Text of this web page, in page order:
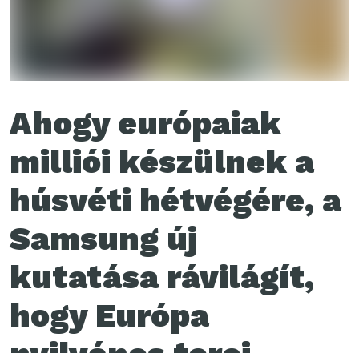
Ahogy európaiak
milliói készülnek a
húsvéti hétvégére, a
Samsung új
kutatása rávilágít,
hogy Európa